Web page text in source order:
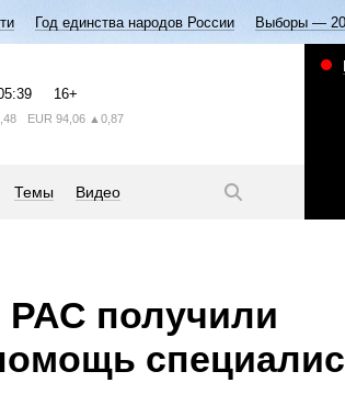
Год единства народов России Выборы —
16+
EUR 94,06 ▲0,87
Темы Видео
РАС получили